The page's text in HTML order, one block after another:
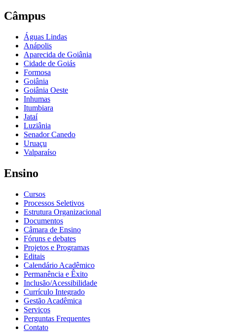
Câmpus
Águas Lindas
Anápolis
Aparecida de Goiânia
Cidade de Goiás
Formosa
Goiânia
Goiânia Oeste
Inhumas
Itumbiara
Jataí
Luziânia
Senador Canedo
Uruaçu
Valparaíso
Ensino
Cursos
Processos Seletivos
Estrutura Organizacional
Documentos
Câmara de Ensino
Fóruns e debates
Projetos e Programas
Editais
Calendário Acadêmico
Permanência e Êxito
Inclusão/Acessibilidade
Currículo Integrado
Gestão Acadêmica
Serviços
Perguntas Frequentes
Contato